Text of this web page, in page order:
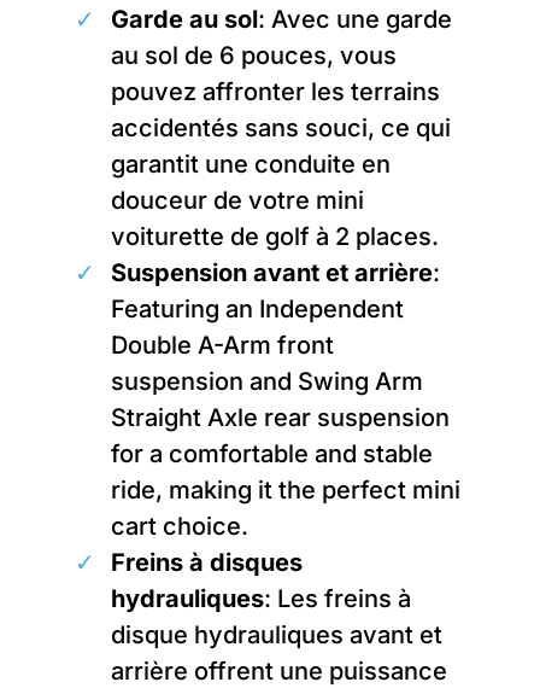
Garde au sol: Avec une garde
au sol de 6 pouces, vous
pouvez affronter les terrains
accidentés sans souci, ce qui
garantit une conduite en
douceur de votre mini
voiturette de golf à 2 places.
Suspension avant et arrière:
Featuring an Independent
Double A-Arm front
suspension and Swing Arm
Straight Axle rear suspension
for a comfortable and stable
ride, making it the perfect mini
cart choice.
Freins à disques
hydrauliques: Les freins à
disque hydrauliques avant et
arrière offrent une puissance